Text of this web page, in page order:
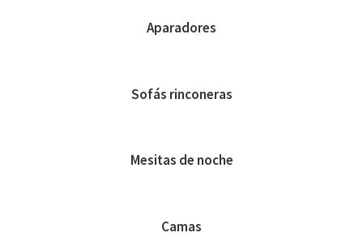
Aparadores
Sofás rinconeras
Mesitas de noche
Camas